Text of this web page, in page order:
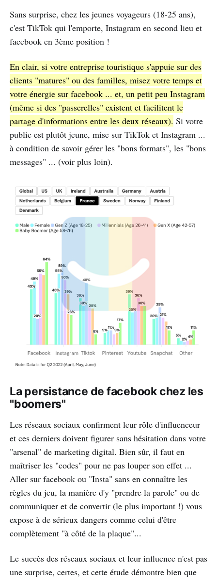
Sans surprise, chez les jeunes voyageurs (18-25 ans),
c'est TikTok qui l'emporte, Instagram en second lieu et
facebook en 3ème position !
En clair, si votre entreprise touristique s'appuie sur des
clients "matures" ou des familles, misez votre temps et
votre énergie sur facebook ... et, un petit peu Instagram
(même si des "passerelles" existent et facilitent le
partage d'informations entre les deux réseaux). Si votre
public est plutôt jeune, mise sur TikTok et Instagram ...
à condition de savoir gérer les "bons formats", les "bons
messages" ... (voir plus loin).
La persistance de facebook chez les
"boomers"
Les réseaux sociaux confirment leur rôle d'influenceur
et ces derniers doivent figurer sans hésitation dans votre
"arsenal" de marketing digital. Bien sûr, il faut en
maîtriser les "codes" pour ne pas louper son effet ...
Aller sur facebook ou "Insta" sans en connaître les
règles du jeu, la manière d'y "prendre la parole" ou de
communiquer et de convertir (le plus important !) vous
expose à de sérieux dangers comme celui d'être
complètement "à côté de la plaque"...
Le succès des réseaux sociaux et leur influence n'est pas
une surprise, certes, et cette étude démontre bien que